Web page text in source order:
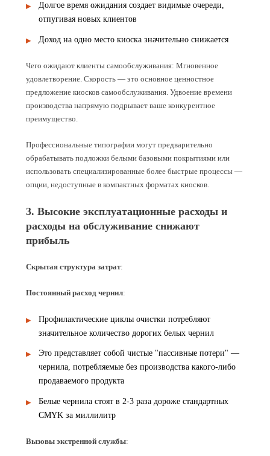
Долгое время ожидания создает видимые очереди,
отпугивая новых клиентов
Доход на одно место киоска значительно снижается
Чего ожидают клиенты самообслуживания: Мгновенное
удовлетворение. Скорость — это основное ценностное
предложение киосков самообслуживания. Удвоение времени
производства напрямую подрывает ваше конкурентное
преимущество.
Профессиональные типографии могут предварительно
обрабатывать подложки белыми базовыми покрытиями или
использовать специализированные более быстрые процессы —
опции, недоступные в компактных форматах киосков.
3. Высокие эксплуатационные расходы и
расходы на обслуживание снижают
прибыль
Скрытая структура затрат:
Постоянный расход чернил:
Профилактические циклы очистки потребляют
значительное количество дорогих белых чернил
Это представляет собой чистые "пассивные потери" —
чернила, потребляемые без производства какого-либо
продаваемого продукта
Белые чернила стоят в 2-3 раза дороже стандартных
CMYK за миллилитр
Вызовы экстренной службы: